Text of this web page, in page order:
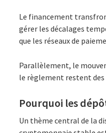
Le financement
gérer les décalages
que les réseaux de
Parallèlement, le
le règlement restent
Pourquoi les
Un thème central de la